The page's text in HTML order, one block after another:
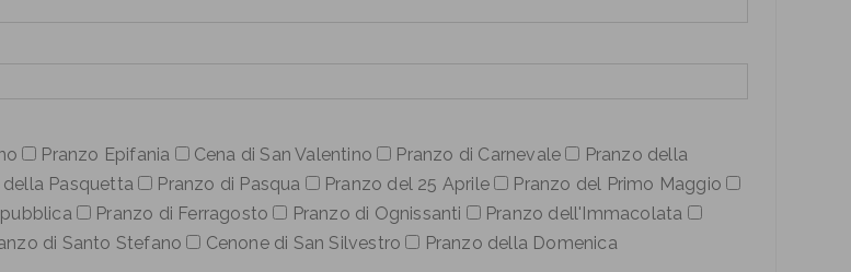
Pranzo Epifania Cena di San Valentino Pranzo di Carnevale
Pranzo della
della Pasquetta Pranzo di Pasqua Pranzo del 25 Aprile
Pranzo del Primo Maggio
Pranzo di Ferragosto Pranzo di Ognissanti
Pranzo dell'Immacolata
di Santo Stefano Cenone di San Silvestro
Pranzo della Domenica